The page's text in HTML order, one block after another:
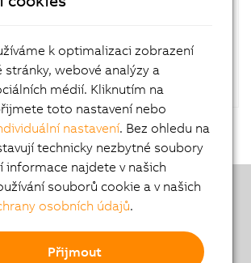
ABB Group
k optimalizaci zobrazení
stránky, webové analýzy a
médií. Kliknutím na
toto nastavení nebo
nastavení. Bez ohledu na
technicky nezbytné soubory
informace najdete v našich
souborů cookie a v našich
osobních údajů.
Přijmout